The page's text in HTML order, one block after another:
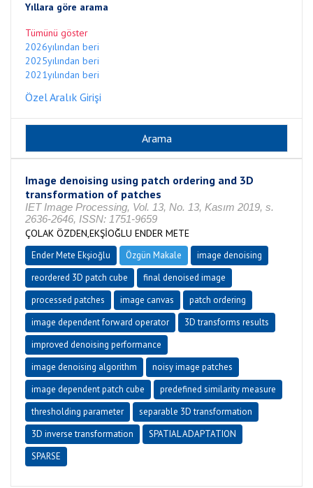
Yıllara göre arama
Tümünü göster
2026yılından beri
2025yılından beri
2021yılından beri
Özel Aralık Girişi
Image denoising using patch ordering and 3D
transformation of patches
IET Image Processing, Vol. 13, No. 13, Kasım 2019, s.
2636-2646, ISSN: 1751-9659
ÇOLAK ÖZDEN,EKŞİOĞLU ENDER METE
Ender Mete Ekşioğlu Özgün Makale
image denoising
reordered 3D patch cube
final denoised image
processed patches
image canvas
patch ordering
image dependent forward operator
3D transforms results
improved denoising performance
image denoising algorithm
noisy image patches
image dependent patch cube
predefined similarity measure
thresholding parameter
separable 3D transformation
3D inverse transformation
SPATIAL ADAPTATION
SPARSE